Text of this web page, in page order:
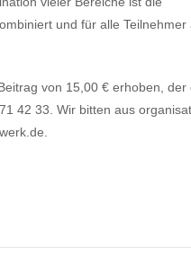
und für alle Teilnehmer
von 15,00 € erhoben, der
42 33. Wir bitten aus